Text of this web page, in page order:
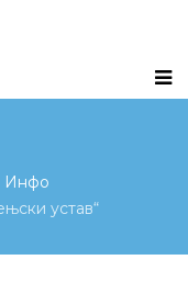
Инфо
устав“